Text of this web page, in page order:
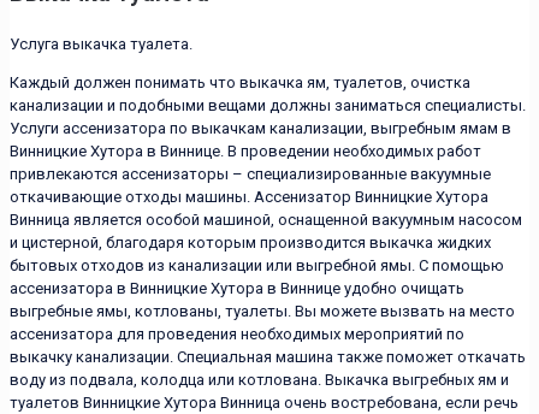
Услуга выкачка туалета.
Каждый должен понимать что выкачка ям, туалетов, очистка
канализации и подобными вещами должны заниматься специалисты.
Услуги ассенизатора по выкачкам канализации, выгребным ямам в
Винницкие Хутора в Виннице. В проведении необходимых работ
привлекаются ассенизаторы – специализированные вакуумные
откачивающие отходы машины. Ассенизатор Винницкие Хутора
Винница является особой машиной, оснащенной вакуумным насосом
и цистерной, благодаря которым производится выкачка жидких
бытовых отходов из канализации или выгребной ямы. С помощью
ассенизатора в Винницкие Хутора в Виннице удобно очищать
выгребные ямы, котлованы, туалеты. Вы можете вызвать на место
ассенизатора для проведения необходимых мероприятий по
выкачку канализации. Специальная машина также поможет откачать
воду из подвала, колодца или котлована. Выкачка выгребных ям и
туалетов Винницкие Хутора Винница очень востребована, если речь